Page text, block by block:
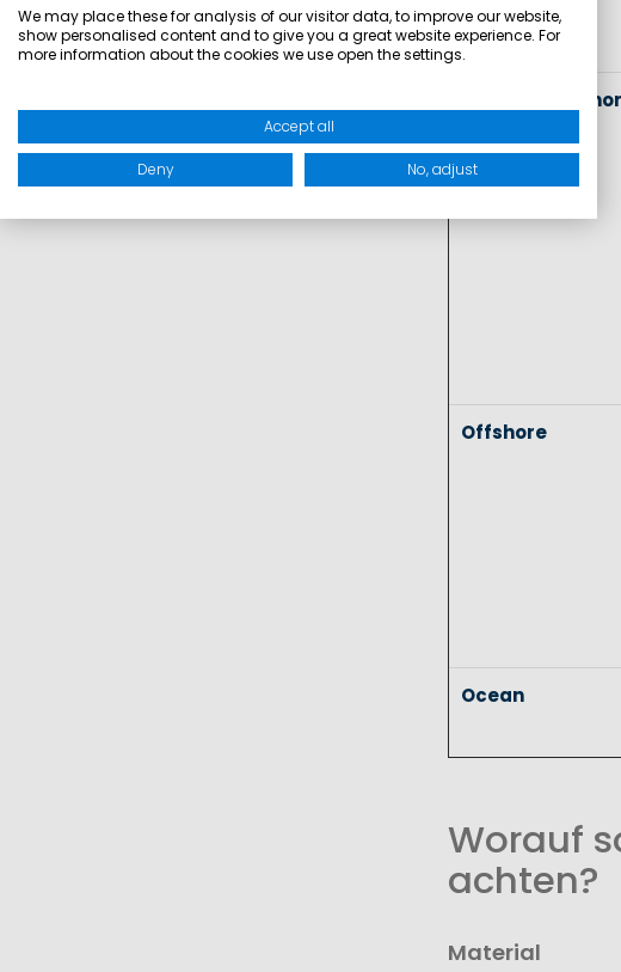
Offshore
Ocean
Worauf
achten?
Material
We may place these for analysis of our visitor data, to improve our website,
show personalised content and to give you a great website experience. For
more information about the cookies we use open the settings.
Accept all
Deny No, adjust